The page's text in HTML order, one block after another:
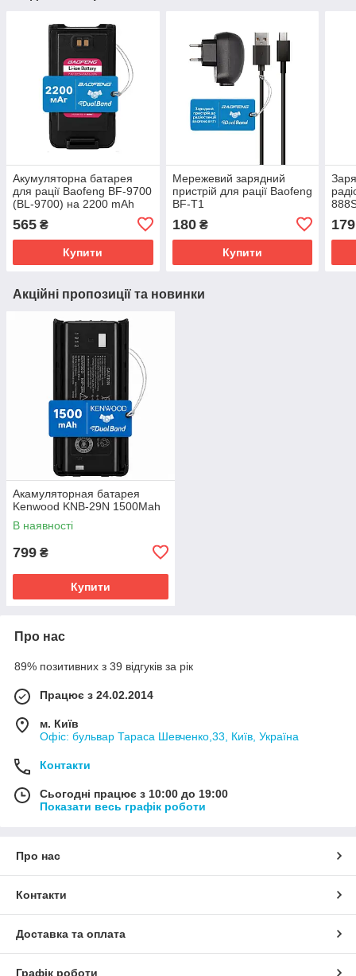
Акумуляторна батарея
для рації Baofeng BF-9700
(BL-9700) на 2200 mAh
565 ₴
Купити
Мережевий зарядний
пристрій для рації Baofeng
BF-T1
180₴
Купити
179
Акційні пропозиції та новинки
Акамуляторная батарея
Kenwood KNB-29N 1500Mah
В наявності
799 ₴
Купити
Про нас
89% позитивних з 39 відгуків за рік
Працює з 24.02.2014
м. Київ
Офіс: бульвар Тараса Шевченко,33, Київ, Україна
Контакти
Сьогодні працює з 10:00 до 19:00
Показати весь графік роботи
Про нас
Контакти
Доставка та оплата
Графік роботи